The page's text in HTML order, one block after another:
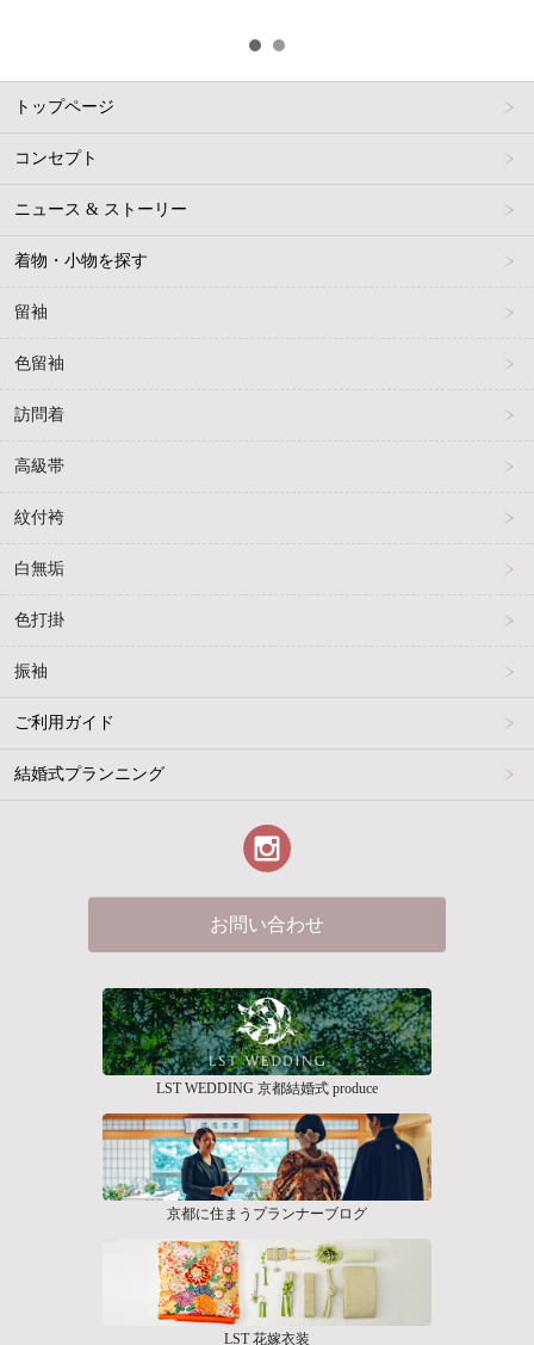
トップページ
コンセプト
ニュース & ストーリー
着物・小物を探す
留袖
色留袖
訪問着
高級帯
紋付袴
白無垢
色打掛
振袖
ご利用ガイド
結婚式プランニング
お問い合わせ
LST WEDDING 京都結婚式 produce
京都に住まうプランナーブログ
LST 花嫁衣装